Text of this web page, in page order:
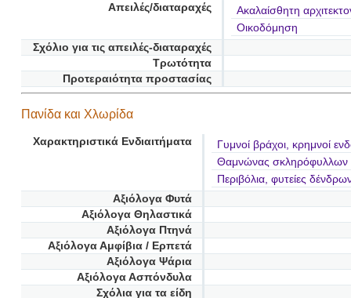
Απειλές/διαταραχές
Ακαλαίσθητη
Οικοδόμηση
Σχόλιο για τις απειλές-διαταραχές
Τρωτότητα
Προτεραιότητα προστασίας
Πανίδα και Χλωρίδα
Χαρακτηριστικά Ενδιαιτήματα
Γυμνοί βράχοι, κρημνοί
Θαμνώνας σκληρόφυλλων
Περιβόλια, φυτείες
Αξιόλογα Φυτά
Αξιόλογα Θηλαστικά
Αξιόλογα Πτηνά
Αξιόλογα Αμφίβια / Ερπετά
Αξιόλογα Ψάρια
Αξιόλογα Ασπόνδυλα
Σχόλια για τα είδη